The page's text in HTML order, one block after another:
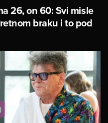
26, on 60: Svi misle
braku i to pod